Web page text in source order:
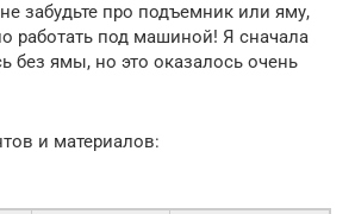
забудьте про подъемник или яму,
работать под машиной! Я сначала
без ямы, но это оказалось очень
и материалов: